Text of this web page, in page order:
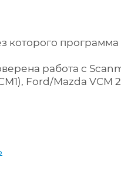
которого
работа с
Ford/Mazda VCM